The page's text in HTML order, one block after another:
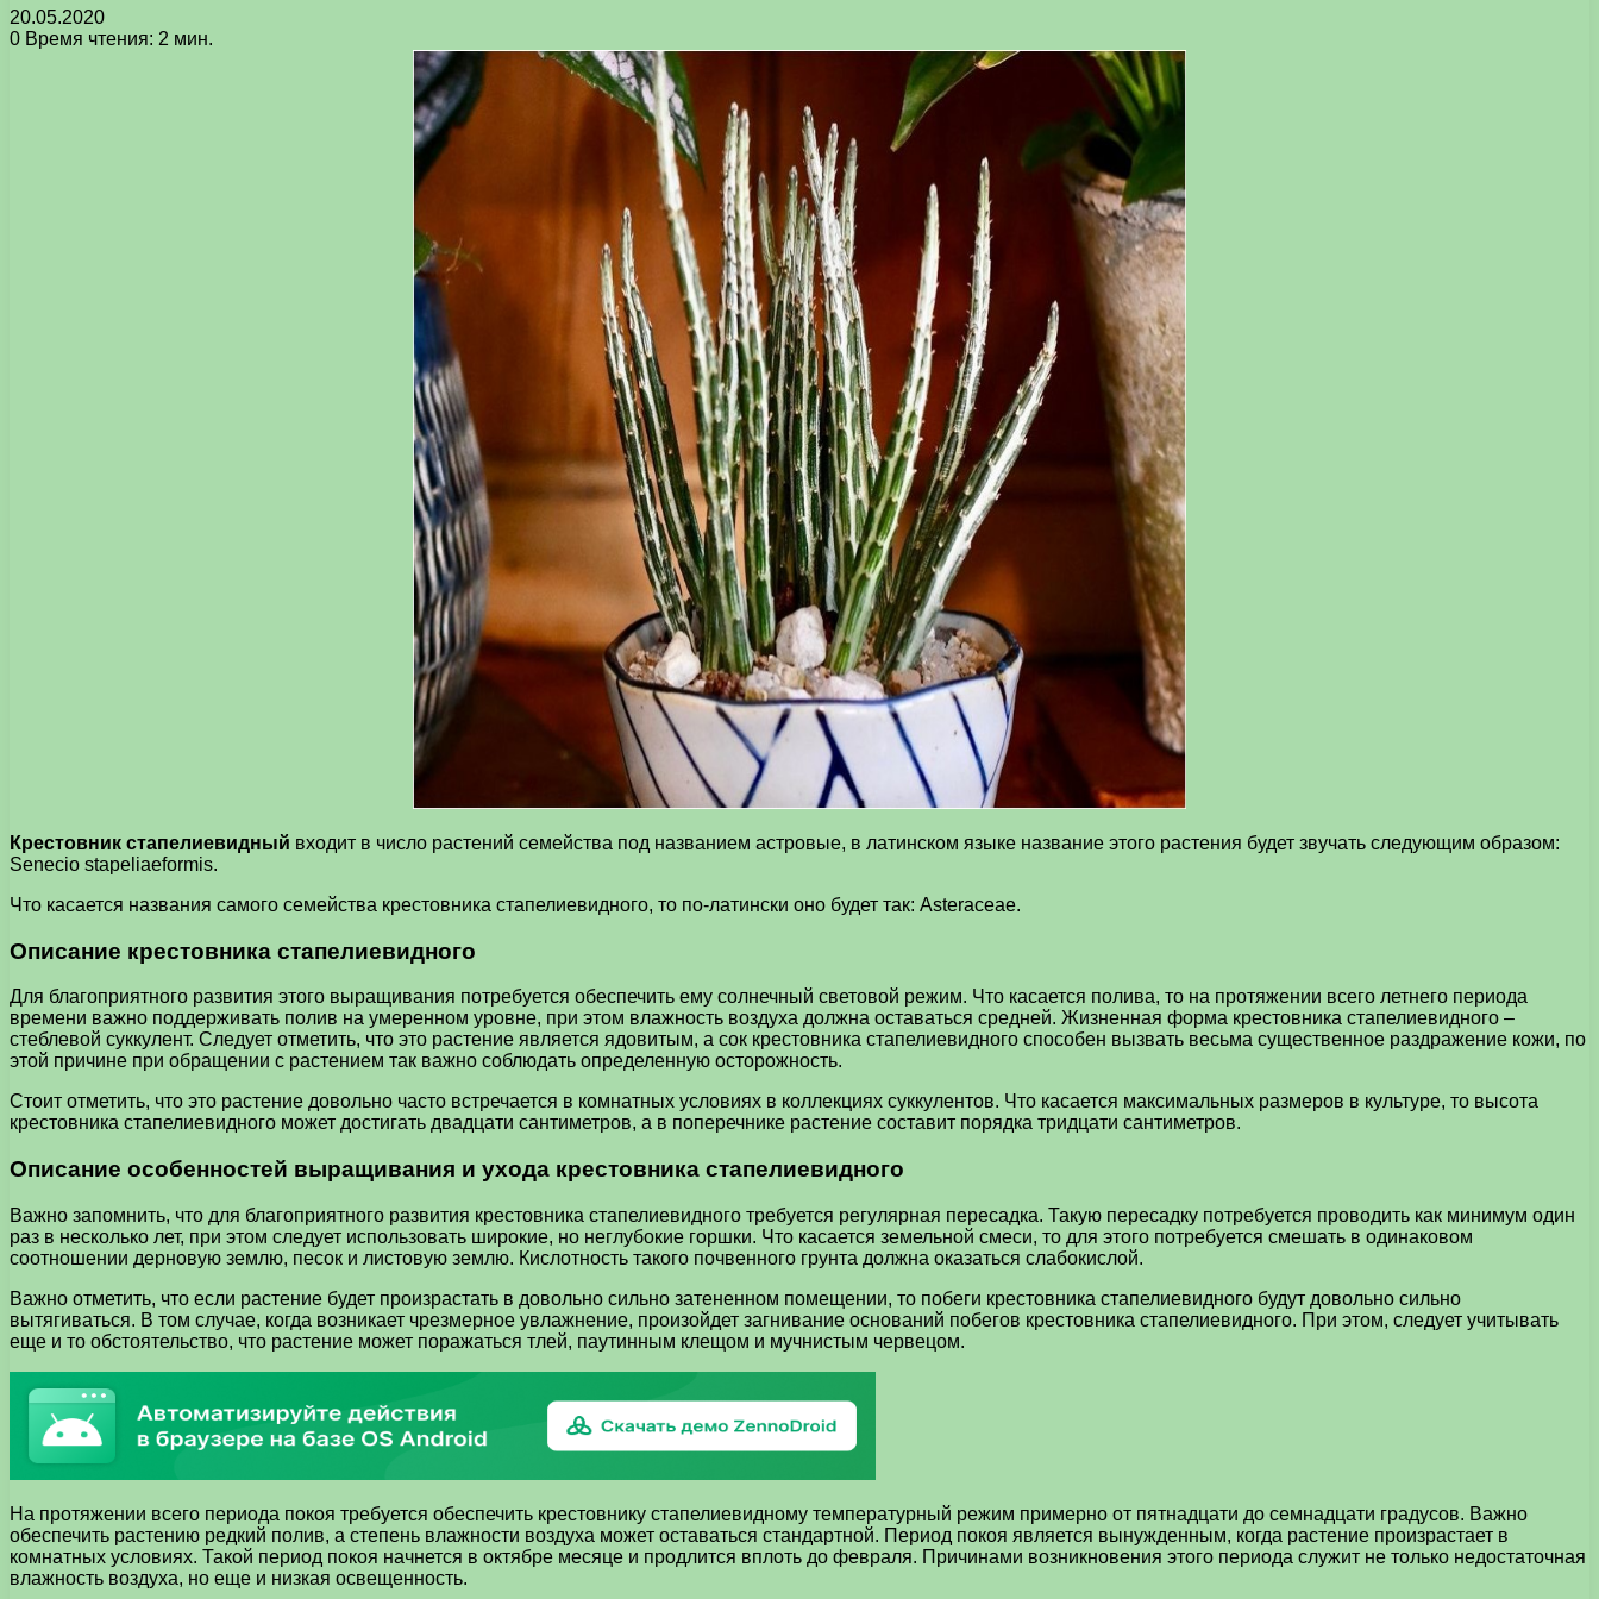
20.05.2020
0 Время чтения: 2 мин.
Крестовник стапелиевидный входит в число растений семейства под названием астровые, в латинском языке название этого растения будет звучать следующим образом:
Senecio stapeliaeformis.
Что касается названия самого семейства крестовника стапелиевидного, то по-латински оно будет так: Asteraceae.
Описание крестовника стапелиевидного
Для благоприятного развития этого выращивания потребуется обеспечить ему солнечный световой режим. Что касается полива, то на протяжении всего летнего периода
времени важно поддерживать полив на умеренном уровне, при этом влажность воздуха должна оставаться средней. Жизненная форма крестовника стапелиевидного –
стеблевой суккулент. Следует отметить, что это растение является ядовитым, а сок крестовника стапелиевидного способен вызвать весьма существенное раздражение кожи, по
этой причине при обращении с растением так важно соблюдать определенную осторожность.
Стоит отметить, что это растение довольно часто встречается в комнатных условиях в коллекциях суккулентов. Что касается максимальных размеров в культуре, то высота
крестовника стапелиевидного может достигать двадцати сантиметров, а в поперечнике растение составит порядка тридцати сантиметров.
Описание особенностей выращивания и ухода крестовника стапелиевидного
Важно запомнить, что для благоприятного развития крестовника стапелиевидного требуется регулярная пересадка. Такую пересадку потребуется проводить как минимум один
раз в несколько лет, при этом следует использовать широкие, но неглубокие горшки. Что касается земельной смеси, то для этого потребуется смешать в одинаковом
соотношении дерновую землю, песок и листовую землю. Кислотность такого почвенного грунта должна оказаться слабокислой.
Важно отметить, что если растение будет произрастать в довольно сильно затененном помещении, то побеги крестовника стапелиевидного будут довольно сильно
вытягиваться. В том случае, когда возникает чрезмерное увлажнение, произойдет загнивание оснований побегов крестовника стапелиевидного. При этом, следует учитывать
еще и то обстоятельство, что растение может поражаться тлей, паутинным клещом и мучнистым червецом.
На протяжении всего периода покоя требуется обеспечить крестовнику стапелиевидному температурный режим примерно от пятнадцати до семнадцати градусов. Важно
обеспечить растению редкий полив, а степень влажности воздуха может оставаться стандартной. Период покоя является вынужденным, когда растение произрастает в
комнатных условиях. Такой период покоя начнется в октябре месяце и продлится вплоть до февраля. Причинами возникновения этого периода служит не только недостаточная
влажность воздуха, но еще и низкая освещенность.